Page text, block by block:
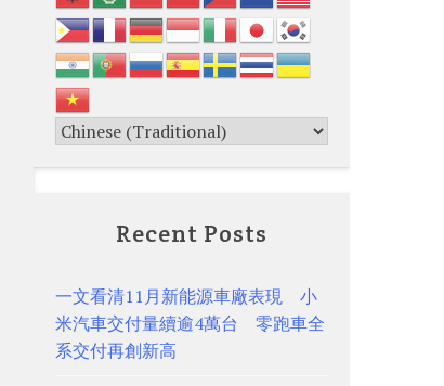
Recent Posts
一文看清11月新能源車廠表現 小
米汽車交付量續逾4萬台 零跑車全
系交付再創新高